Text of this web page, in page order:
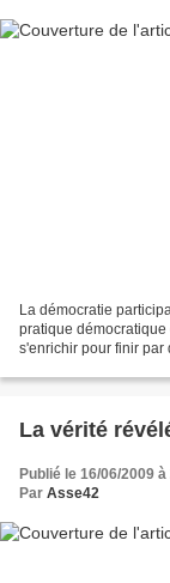
La démocratie
pratique
s'enrichir pour finir par
La vérité
Publié le 16/06/2009
Par Asse42